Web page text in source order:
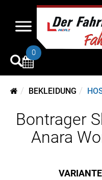
0
BEKLEIDUNG
Bontrager
Anara